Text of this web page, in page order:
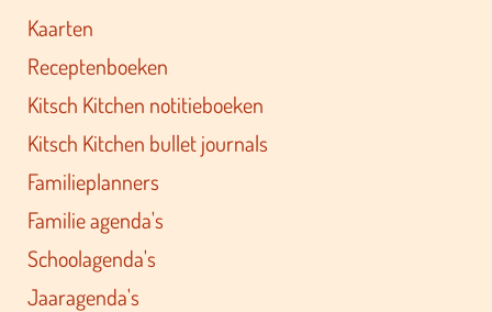
Kaarten
Receptenboeken
Kitsch Kitchen notitieboeken
Kitsch Kitchen bullet journals
Familieplanners
Familie agenda's
Schoolagenda's
Jaaragenda's